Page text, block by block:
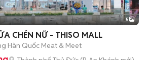
5
CHÉN NỮ - THISO MALL
Hàn Quốc Meat & Meet